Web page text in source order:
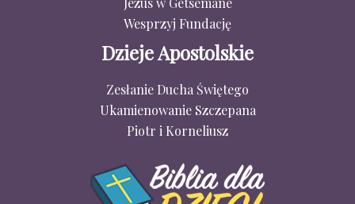
Wesprzyj Fundację
Dzieje Apostolskie
Zesłanie Ducha Świętego
Ukamienowanie Szczepana
Piotr i Korneliusz